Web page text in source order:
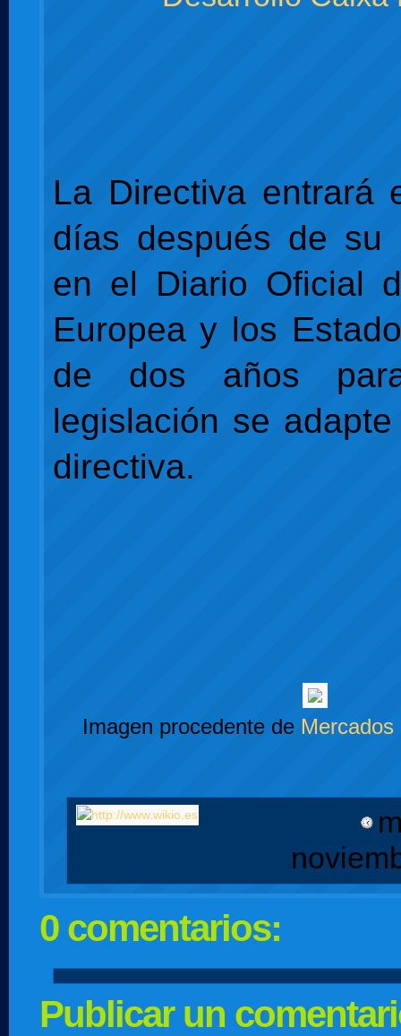
La Directiva entrará
días después de su
en el Diario Oficial
Europea y los
de dos años
legislación se
directiva.
Imagen procedente de
0 comentarios:
Publicar un